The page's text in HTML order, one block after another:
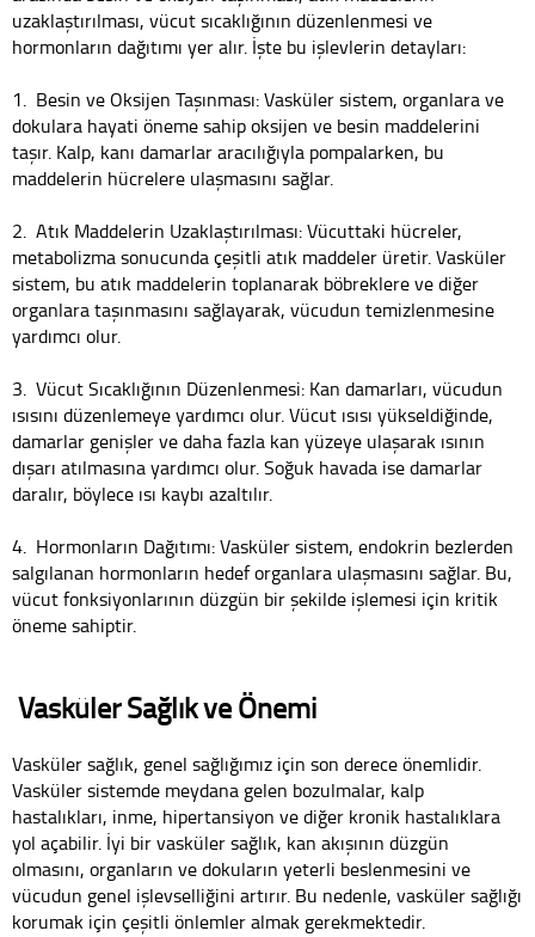
uzaklaştırılması, vücut sıcaklığının düzenlenmesi ve
hormonların dağıtımı yer alır. İşte bu işlevlerin detayları:
1. Besin ve Oksijen Taşınması: Vasküler sistem, organlara ve
dokulara hayati öneme sahip oksijen ve besin maddelerini
taşır. Kalp, kanı damarlar aracılığıyla pompalarken, bu
maddelerin hücrelere ulaşmasını sağlar.
2. Atık Maddelerin Uzaklaştırılması: Vücuttaki hücreler,
metabolizma sonucunda çeşitli atık maddeler üretir. Vasküler
sistem, bu atık maddelerin toplanarak böbreklere ve diğer
organlara taşınmasını sağlayarak, vücudun temizlenmesine
yardımcı olur.
3. Vücut Sıcaklığının Düzenlenmesi: Kan damarları, vücudun
ısısını düzenlemeye yardımcı olur. Vücut ısısı yükseldiğinde,
damarlar genişler ve daha fazla kan yüzeye ulaşarak ısının
dışarı atılmasına yardımcı olur. Soğuk havada ise damarlar
daralır, böylece ısı kaybı azaltılır.
4. Hormonların Dağıtımı: Vasküler sistem, endokrin bezlerden
salgılanan hormonların hedef organlara ulaşmasını sağlar. Bu,
vücut fonksiyonlarının düzgün bir şekilde işlemesi için kritik
öneme sahiptir.
Vasküler Sağlık ve Önemi
Vasküler sağlık, genel sağlığımız için son derece önemlidir.
Vasküler sistemde meydana gelen bozulmalar, kalp
hastalıkları, inme, hipertansiyon ve diğer kronik hastalıklara
yol açabilir. İyi bir vasküler sağlık, kan akışının düzgün
olmasını, organların ve dokuların yeterli beslenmesini ve
vücudun genel işlevselliğini artırır. Bu nedenle, vasküler sağlığı
korumak için çeşitli önlemler almak gerekmektedir.